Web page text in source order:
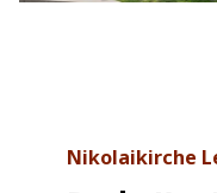
Nikolaikirche